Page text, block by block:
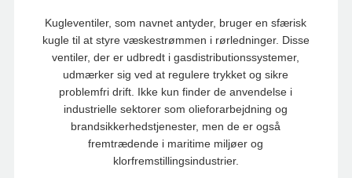
Kugleventiler, som navnet antyder, bruger en sfærisk
kugle til at styre væskestrømmen i rørledninger. Disse
ventiler, der er udbredt i gasdistributionssystemer,
udmærker sig ved at regulere trykket og sikre
problemfri drift. Ikke kun finder de anvendelse i
industrielle sektorer som olieforarbejdning og
brandsikkerhedstjenester, men de er også
fremtrædende i maritime miljøer og
klorfremstillingsindustrier.